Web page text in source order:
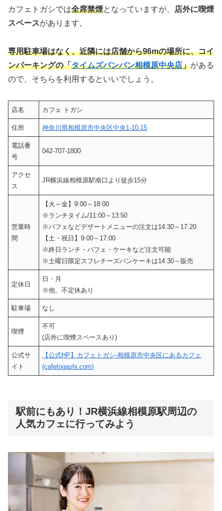
カフェトガシでは全席禁煙となっていますが、
店外に喫煙
スペースがあります。
専用駐車場はなく、近隣には店舗から96mの場所に、コイ
ンパーキングの「タイムズバンバン相模原中央店」がある
ので、そちらを利用するといいでしょう。
店名 カフェ トガシ
住所 神奈川県相模原市中央区中央1-10-15
電話番
号
042-707-1800
アクセ
ス
JR横浜線相模原駅南口より徒歩15分
営業時
間
【火～金】9:00～18:00
※ランチタイム/11:00～13:50
※パフェなどデザートメニューの注文は14:30～17:20
【土・祝日】9:00～17:00
※終日ランチ・パフェ・ケーキなど注文可能
※土曜日限定スフレチーズパンケーキは14:30～販売
定休日
日・月
※他、不定休あり
駐車場 なし
喫煙
不可
(店外に喫煙スペースあり)
公式サ
イト
【公式HP】カフェトガシ-相模原市中央区にあるカフェ
(cafetogashi.com)
駅前にもあり！JR横浜線相模原駅周辺の
人気カフェに行ってみよう